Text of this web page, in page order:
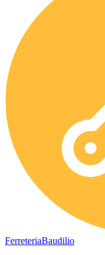
FerreteriaBaudilio